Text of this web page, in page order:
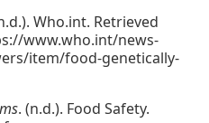
Who.int. Retrieved
www.who.int/news-
item/food-genetically-
. (n.d.). Food Safety.